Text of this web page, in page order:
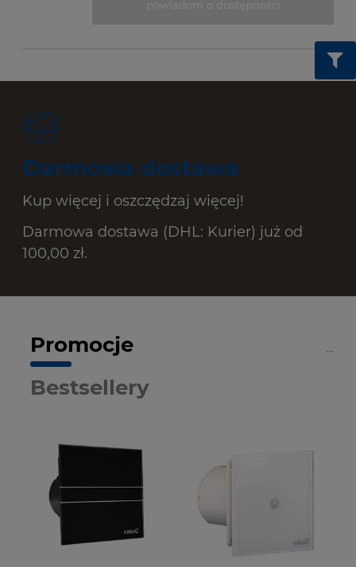
Darmowa dostawa
Kup więcej i oszczędzaj więcej!
Darmowa dostawa (DHL: Kurier) już od
100,00 zł.
Promocje
Bestsellery